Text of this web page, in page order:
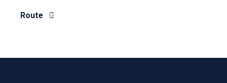
Route